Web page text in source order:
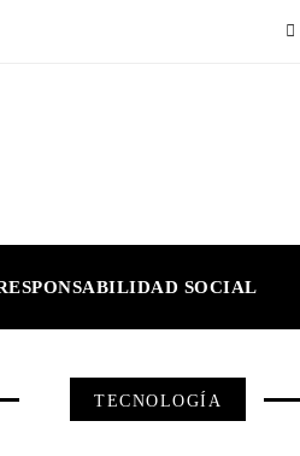
SOCIAL
TECNOLOGÍA